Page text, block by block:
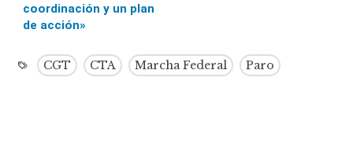
coordinación y un plan
de acción»
CGT CTA Marcha Federal Paro